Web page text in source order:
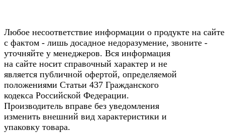
Любое несоответствие информации о продукте на сайте
с фактом - лишь досадное недоразумение, звоните -
уточняйте у менеджеров. Вся информация
на сайте носит справочный характер и не
является публичной офертой, определяемой
положениями Статьи 437 Гражданского
кодекса Российской Федерации.
Производитель вправе без уведомления
изменить внешний вид характеристики и
упаковку товара.